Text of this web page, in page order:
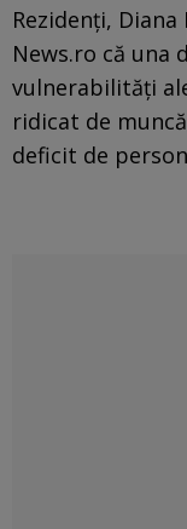
Rezidenți,
News.ro că una
vulnerabilități
ridicat de
deficit de